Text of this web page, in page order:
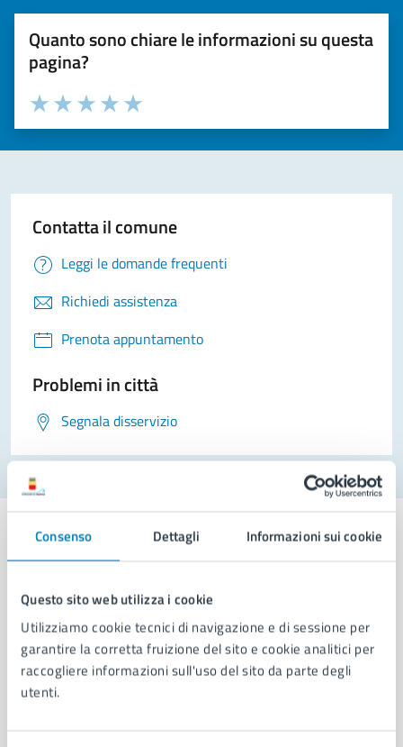
Consenso Dettagli Informazioni sui cookie
Questo sito web utilizza i cookie
Utilizziamo cookie tecnici di navigazione e di sessione per
garantire la corretta fruizione del sito e cookie analitici per
raccogliere informazioni sull'uso del sito da parte degli
utenti.
Quanto sono chiare le informazioni su questa
pagina?
Valuta la chiarezza delle informazioni (da 1 a 5 stelle)
Seleziona il numero di stelle per valutare la chiarezza delle
Valuta 5 stelle su 5
Valuta 4 stelle su 5
Valuta 3 stelle su 5
Valuta 2 stelle su 5
Valuta 1 stelle su 5
Contatta il comune
Leggi le domande frequenti
Richiedi assistenza
Prenota appuntamento
Problemi in città
Segnala disservizio
Comune di Napoli
AMMINISTRAZIONE
Aree amministrative
Organi di governo